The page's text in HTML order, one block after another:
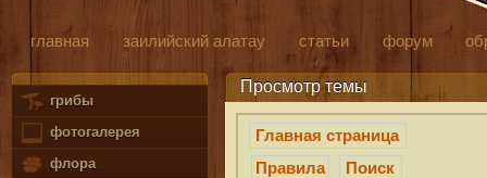
главная заилийский алатау статьи форум
грибы
фотогалерея
флора
Просмотр темы
Главная страница
Правила
Поиск